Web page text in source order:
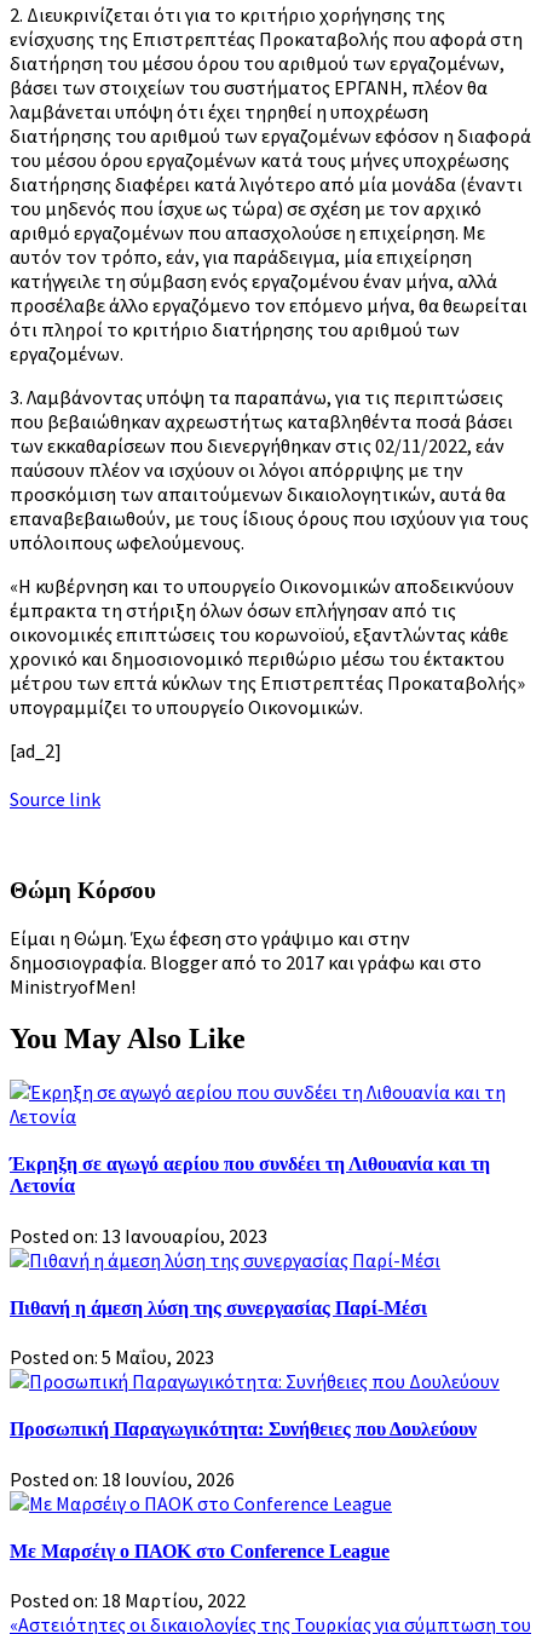
2. Διευκρινίζεται ότι για το κριτήριο χορήγησης της
ενίσχυσης της Επιστρεπτέας Προκαταβολής που αφορά στη
διατήρηση του μέσου όρου του αριθμού των εργαζομένων,
βάσει των στοιχείων του συστήματος ΕΡΓΑΝΗ, πλέον θα
λαμβάνεται υπόψη ότι έχει τηρηθεί η υποχρέωση
διατήρησης του αριθμού των εργαζομένων εφόσον η διαφορά
του μέσου όρου εργαζομένων κατά τους μήνες υποχρέωσης
διατήρησης διαφέρει κατά λιγότερο από μία μονάδα (έναντι
του μηδενός που ίσχυε ως τώρα) σε σχέση με τον αρχικό
αριθμό εργαζομένων που απασχολούσε η επιχείρηση. Με
αυτόν τον τρόπο, εάν, για παράδειγμα, μία επιχείρηση
κατήγγειλε τη σύμβαση ενός εργαζομένου έναν μήνα, αλλά
προσέλαβε άλλο εργαζόμενο τον επόμενο μήνα, θα θεωρείται
ότι πληροί το κριτήριο διατήρησης του αριθμού των
εργαζομένων.
3. Λαμβάνοντας υπόψη τα παραπάνω, για τις περιπτώσεις
που βεβαιώθηκαν αχρεωστήτως καταβληθέντα ποσά βάσει
των εκκαθαρίσεων που διενεργήθηκαν στις 02/11/2022, εάν
παύσουν πλέον να ισχύουν οι λόγοι απόρριψης με την
προσκόμιση των απαιτούμενων δικαιολογητικών, αυτά θα
επαναβεβαιωθούν, με τους ίδιους όρους που ισχύουν για τους
υπόλοιπους ωφελούμενους.
«Η κυβέρνηση και το υπουργείο Οικονομικών αποδεικνύουν
έμπρακτα τη στήριξη όλων όσων επλήγησαν από τις
οικονομικές επιπτώσεις του κορωνοϊού, εξαντλώντας κάθε
χρονικό και δημοσιονομικό περιθώριο μέσω του έκτακτου
μέτρου των επτά κύκλων της Επιστρεπτέας Προκαταβολής»
υπογραμμίζει το υπουργείο Οικονομικών.
[ad_2]
Source link
Θώμη Κόρσου
Είμαι η Θώμη. Έχω έφεση στο γράψιμο και στην
δημοσιογραφία. Blogger από το 2017 και γράφω και στο
MinistryofMen!
You May Also Like
Έκρηξη σε αγωγό αερίου που συνδέει τη Λιθουανία και τη
Λετονία
Posted on: 13 Ιανουαρίου, 2023
Πιθανή η άμεση λύση της συνεργασίας Παρί-Μέσι
Posted on: 5 Μαΐου, 2023
Προσωπική Παραγωγικότητα: Συνήθειες που Δουλεύουν
Posted on: 18 Ιουνίου, 2026
Με Μαρσέιγ ο ΠΑΟΚ στο Conference League
Posted on: 18 Μαρτίου, 2022
Πλοήγηση
«Αστειότητες οι δικαιολογίες της Τουρκίας για σύμπτωση του